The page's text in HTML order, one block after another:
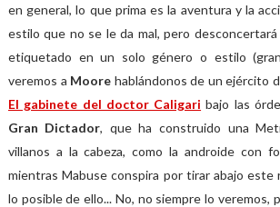
en general, lo que prima es la aventura y la
estilo que no se le da mal, pero
etiquetado en un solo género o estilo
veremos a Moore hablándonos de un ejército
El gabinete del doctor Caligari bajo las
Gran Dictador, que ha construido una
villanos a la cabeza, como la androide con
mientras Mabuse conspira por tirar abajo este
lo posible de ello... No, no siempre lo veremos,